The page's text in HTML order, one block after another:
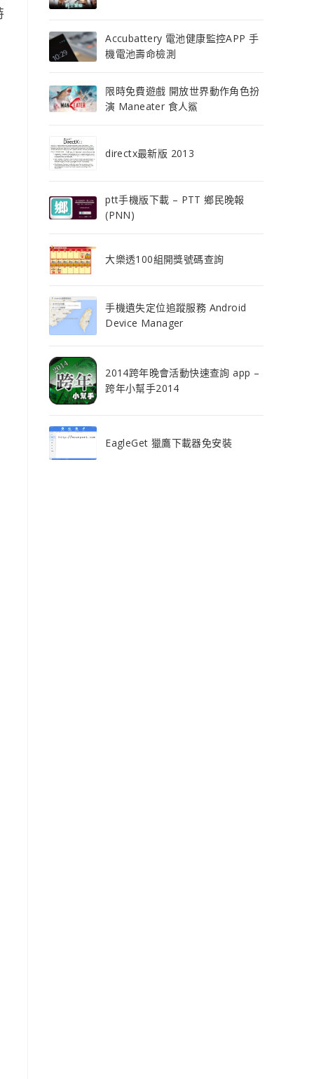
Accubattery 電池健康監控APP 手
機電池壽命檢測
限時免費遊戲 開放世界動作角色扮
演 Maneater 食人鯊
directx最新版 2013
ptt手機版下載 – PTT 鄉民晚報
(PNN)
大樂透100組開獎號碼查詢
手機遺失定位追蹤服務 Android
Device Manager
2014跨年晚會活動快速查詢 app –
跨年小幫手2014
EagleGet 獵鷹下載器免安裝